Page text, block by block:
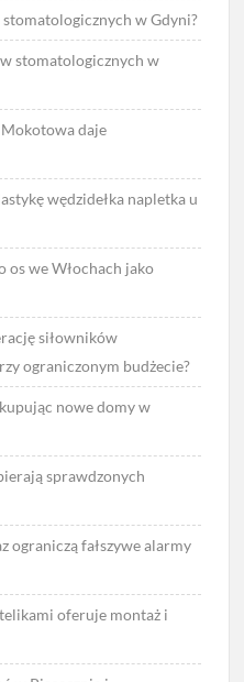
w Gdyni?
stomatologicznych w
daje
wędzidełka napletka u
os we Włochach jako
siłowników
ograniczonym budżecie?
nowe domy w
sprawdzonych
ograniczą fałszywe alarmy
oferuje montaż i